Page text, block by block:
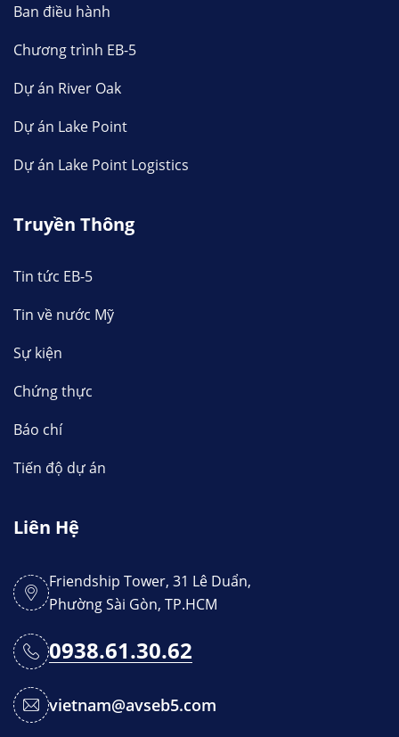
Ban điều hành
Chương trình EB-5
Dự án River Oak
Dự án Lake Point
Dự án Lake Point Logistics
Truyền Thông
Tin tức EB-5
Tin về nước Mỹ
Sự kiện
Chứng thực
Báo chí
Tiến độ dự án
Liên Hệ
Friendship Tower, 31 Lê Duẩn,
Phường Sài Gòn, TP.HCM
0938.61.30.62
vietnam@avseb5.com